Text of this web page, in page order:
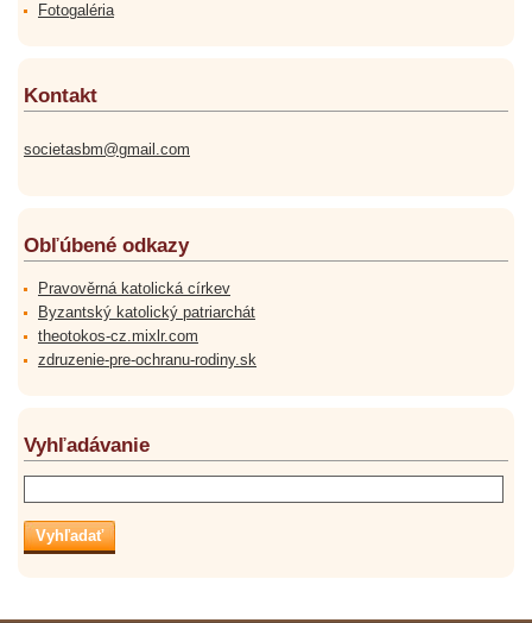
Fotogaléria
Kontakt
societasbm@gmail.com
Obľúbené odkazy
Pravověrná katolická církev
Byzantský katolický patriarchát
theotokos-cz.mixlr.com
zdruzenie-pre-ochranu-rodiny.sk
Vyhľadávanie